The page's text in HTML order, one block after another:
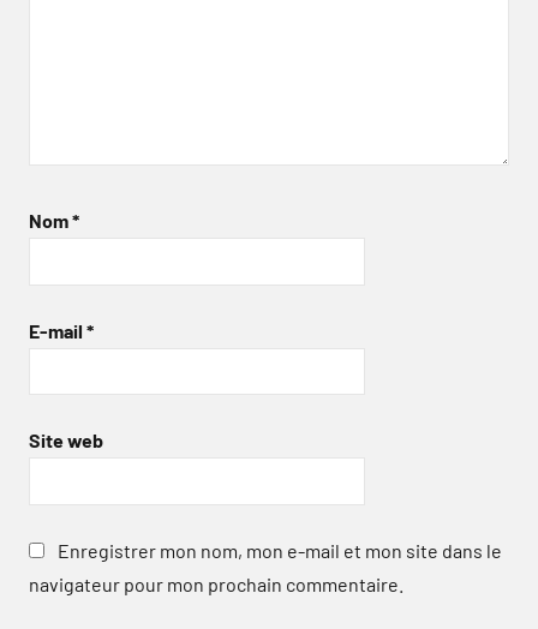
Nom*
E-mail *
Site web
Enregistrer mon nom, mon e-mail et mon site dans le
navigateur pour mon prochain commentaire.